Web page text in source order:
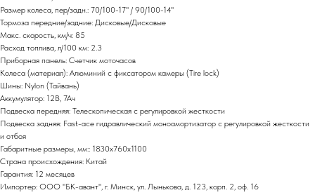
Размер колеса, пер/задн.: 70/100-17" / 90/100-14"
Тормоза передние/задние: Дисковые/Дисковые
Макс. скорость, км/ч: 85
Расход топлива, л/100 км: 2.3
Приборная панель: Счетчик моточасов
Колеса (материал): Алюминий с фиксатором камеры (Tire lock)
Шины: Nylon (Тайвань)
Аккумулятор: 12В, 7Ач
Подвеска передняя: Телескопическая с регулировкой жесткости
Подвеска задняя: Fast-ace гидравлический моноамортизатор с регулировкой жесткости
и отбоя
Габаритные размеры, мм:: 1830х760х1100
Страна происхождения: Китай
Гарантия: 12 месяцев
Импортер: ООО "БК-авант", г. Минск, ул. Лынькова, д. 123, корп. 2, оф. 16